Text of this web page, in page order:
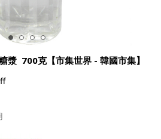
漿 700克【市集世界 - 韓國市集】